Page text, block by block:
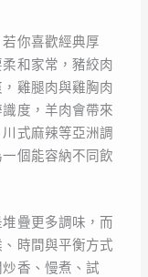
你喜歡經典厚
和家常，豬絞肉
雞腿肉與雞胸肉
度，羊肉會帶來
式麻辣等亞洲調
個能容納不同飲
疊更多調味，而
時間與平衡方式
香、慢煮、試